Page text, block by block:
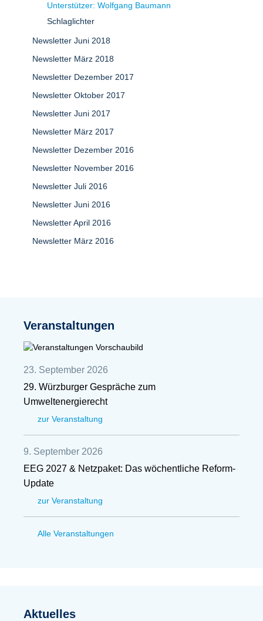
Unterstützer: Wolfgang Baumann
Schlaglichter
Newsletter Juni 2018
Newsletter März 2018
Newsletter Dezember 2017
Newsletter Oktober 2017
Newsletter Juni 2017
Newsletter März 2017
Newsletter Dezember 2016
Newsletter November 2016
Newsletter Juli 2016
Newsletter Juni 2016
Newsletter April 2016
Newsletter März 2016
Veranstaltungen
23. September 2026
29. Würzburger Gespräche zum
Umweltenergierecht
zur Veranstaltung
9. September 2026
EEG 2027 & Netzpaket: Das wöchentliche Reform-
Update
zur Veranstaltung
Alle Veranstaltungen
Aktuelles